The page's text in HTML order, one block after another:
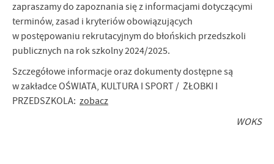
zapraszamy do zapoznania się z informacjami dotyczącymi
terminów, zasad i kryteriów obowiązujących
w postępowaniu rekrutacyjnym do błońskich przedszkoli
publicznych na rok szkolny 2024/2025.
Szczegółowe informacje oraz dokumenty dostępne są
w zakładce OŚWIATA, KULTURA I SPORT / ŻŁOBKI I
PRZEDSZKOLA: zobacz
WOKS